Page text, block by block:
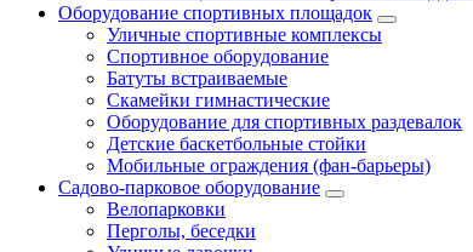
Оборудование спортивных площадок
Уличные спортивные комплексы
Спортивное оборудование
Батуты встраиваемые
Скамейки гимнастические
Оборудование для спортивных раздевалок
Детские баскетбольные стойки
Мобильные ограждения (фан-барьеры)
Садово-парковое оборудование
Велопарковки
Перголы, беседки